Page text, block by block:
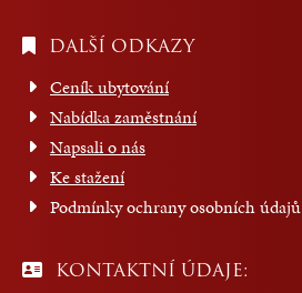
DALŠÍ ODKAZY
Ceník ubytování
Nabídka zaměstnání
Napsali o nás
Ke stažení
Podmínky ochrany osobních údajů
KONTAKTNÍ ÚDAJE: